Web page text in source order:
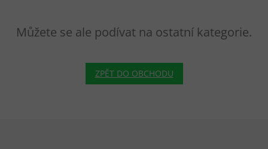
Můžete se ale podívat na ostatní kategorie.
ZPĚT DO OBCHODU